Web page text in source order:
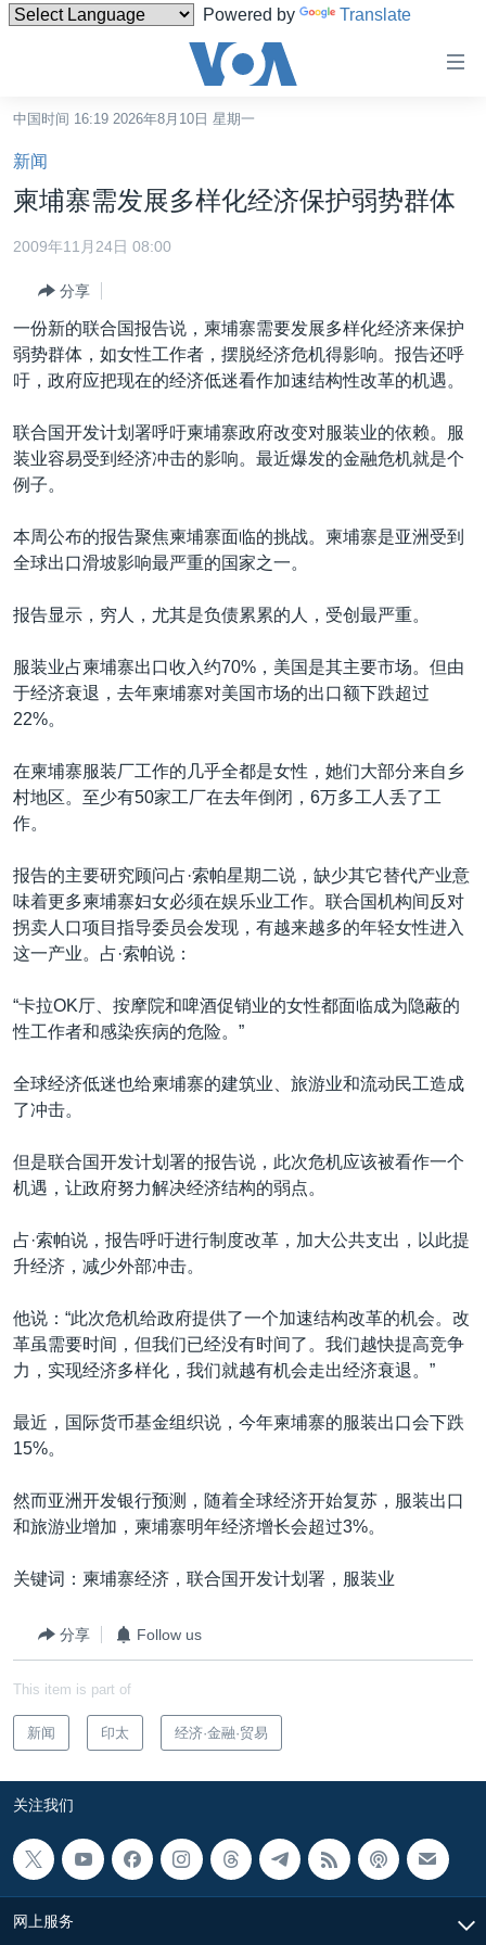
Powered by Translate
碍
链
接
跳
转
跳
转
导
航
港澳
国际
最新国际新闻
中东
欧洲
非洲
美洲
全球议题
分类新闻
人权·法律·宗教
科教·文娱·体健
军事
劳工
环境
热点专题
白宫要闻
国会报道
美中关系
美国建国250周年
美国之音专访
重要讲话与声明
台海两岸关系
南中国海争端
关注新疆
GEN Z 看美国
VOA视频
VOA今日焦点
中文广播
关注我们
其他语言网站
中国时间 16:19 2026年8月10日 星期一
新闻
柬埔寨需发展多样化经济保护弱势群体
2009年11月24日 08:00
分享
一份新的联合国报告说，柬埔寨需要发展多样化经济来保护
弱势群体，如女性工作者，摆脱经济危机得影响。报告还呼
吁，政府应把现在的经济低迷看作加速结构性改革的机遇。
联合国开发计划署呼吁柬埔寨政府改变对服装业的依赖。服
装业容易受到经济冲击的影响。最近爆发的金融危机就是个
例子。
本周公布的报告聚焦柬埔寨面临的挑战。柬埔寨是亚洲受到
全球出口滑坡影响最严重的国家之一。
报告显示，穷人，尤其是负债累累的人，受创最严重。
服装业占柬埔寨出口收入约70%，美国是其主要市场。但由
于经济衰退，去年柬埔寨对美国市场的出口额下跌超过
22%。
在柬埔寨服装厂工作的几乎全都是女性，她们大部分来自乡
村地区。至少有50家工厂在去年倒闭，6万多工人丢了工
作。
报告的主要研究顾问占·索帕星期二说，缺少其它替代产业意
味着更多柬埔寨妇女必须在娱乐业工作。联合国机构间反对
拐卖人口项目指导委员会发现，有越来越多的年轻女性进入
这一产业。占·索帕说：
“卡拉OK厅、按摩院和啤酒促销业的女性都面临成为隐蔽的
性工作者和感染疾病的危险。”
全球经济低迷也给柬埔寨的建筑业、旅游业和流动民工造成
了冲击。
但是联合国开发计划署的报告说，此次危机应该被看作一个
机遇，让政府努力解决经济结构的弱点。
占·索帕说，报告呼吁进行制度改革，加大公共支出，以此提
升经济，减少外部冲击。
他说：“此次危机给政府提供了一个加速结构改革的机会。改
革虽需要时间，但我们已经没有时间了。我们越快提高竞争
力，实现经济多样化，我们就越有机会走出经济衰退。”
最近，国际货币基金组织说，今年柬埔寨的服装出口会下跌
15%。
然而亚洲开发银行预测，随着全球经济开始复苏，服装出口
和旅游业增加，柬埔寨明年经济增长会超过3%。
关键词：柬埔寨经济，联合国开发计划署，服装业
分享 Follow us
This item is part of
新闻 印太 经济·金融·贸易
关注我们
网上服务